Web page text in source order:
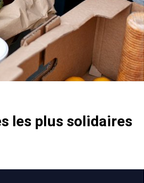
les plus solidaires